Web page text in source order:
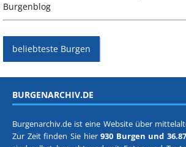
Burgenblog
beliebteste Burgen
BURGENARCHIV.DE
Burgenarchiv.de ist eine Website über
Zur Zeit finden Sie hier930 Burgen und